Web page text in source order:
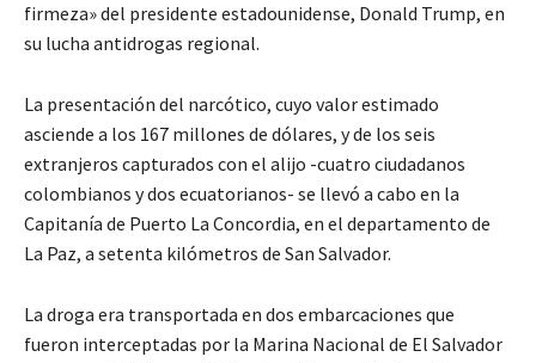
firmeza» del presidente estadounidense, Donald Trump, en
su lucha antidrogas regional.
La presentación del narcótico, cuyo valor estimado
asciende a los 167 millones de dólares, y de los seis
extranjeros capturados con el alijo -cuatro ciudadanos
colombianos y dos ecuatorianos- se llevó a cabo en la
Capitanía de Puerto La Concordia, en el departamento de
La Paz, a setenta kilómetros de San Salvador.
La droga era transportada en dos embarcaciones que
fueron interceptadas por la Marina Nacional de El Salvador